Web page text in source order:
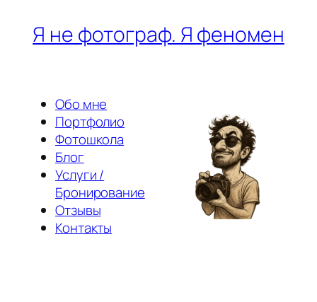
ПерейтиЯ не фотограф. Я феномен
Обо мне
Портфолио
Фотошкола
Блог
Услуги /
Бронирование
Отзывы
Контакты